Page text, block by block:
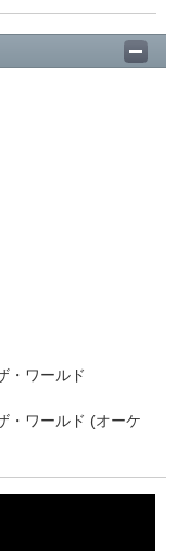
・ワールド
・ワールド (オーケ